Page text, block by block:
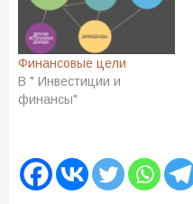
Финансовые цели
В " Инвестиции и
финансы"